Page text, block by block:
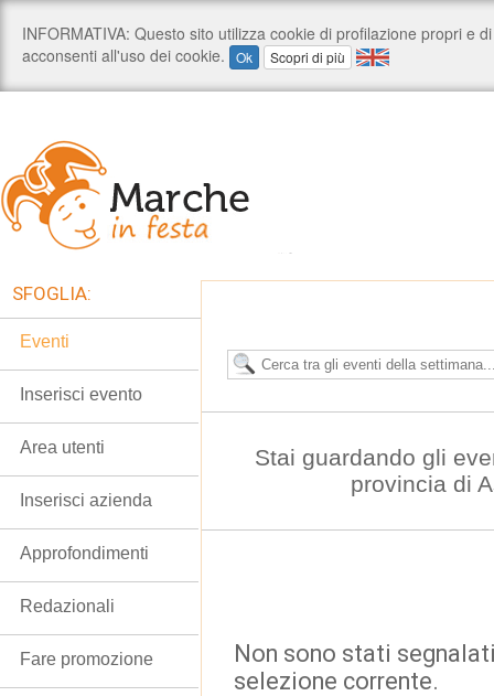
Stai guardando gli
provincia di
Non sono stati
selezione corrente.
SFOGLIA:
Eventi
Inserisci evento
Area utenti
Inserisci azienda
Approfondimenti
Redazionali
Fare promozione